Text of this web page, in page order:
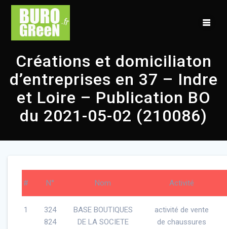
Créations et domiciliaton
d’entreprises en 37 – Indre
et Loire – Publication BO
du 2021-05-02 (210086)
# N° Nom Activité
1
324
824
BASE BOUTIQUES
DE LA SOCIETE
activité de vente
de chaussures